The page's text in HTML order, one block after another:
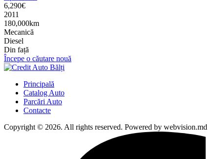
6,290€
2011
180,000km
Mecanică
Diesel
Din față
Începe o căutare nouă
Principală
Catalog Auto
Parcări Auto
Contacte
Copyright © 2026. All rights reserved. Powered by webvision.md